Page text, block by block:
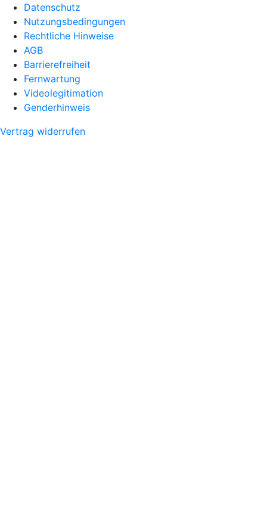
Datenschutz
Nutzungsbedingungen
Rechtliche Hinweise
AGB
Barrierefreiheit
Fernwartung
Videolegitimation
Genderhinweis
Vertrag widerrufen